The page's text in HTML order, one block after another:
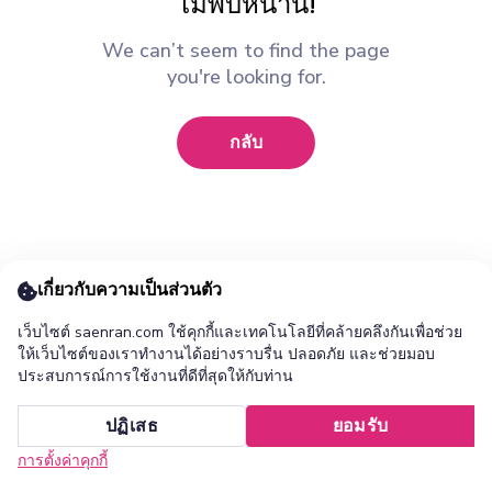
We can’t seem to find the page
you're looking for.
กลับ
หน้าแรก
ยกเลิก ติดตั้ง
เกี่ยวกับความเป็นส่วนตัว
เว็บไซต์ saenran.com ใช้คุกกี้และเทคโนโลยีที่คล้ายคลึงกันเพื่อช่วย
ให้เว็บไซต์ของเราทำงานได้อย่างราบรื่น ปลอดภัย และช่วยมอบ
ประสบการณ์การใช้งานที่ดีที่สุดให้กับท่าน
ปฏิเสธ ยอมรับ
การตั้งค่าคุกกี้